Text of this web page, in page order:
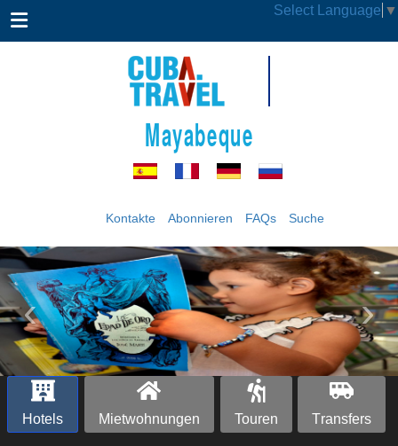
Select Language ▼
Mayabeque
Kontakte Abonnieren FAQs Suche
‹ ›
Hotels Mietwohnungen Touren Тransfers